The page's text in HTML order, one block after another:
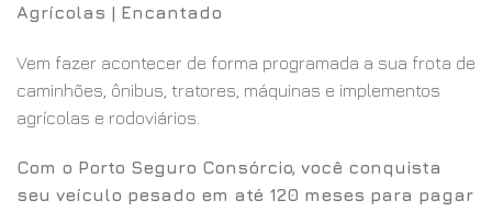
Agrícolas | Encantado
Vem fazer acontecer de forma programada a sua frota de
caminhões, ônibus, tratores, máquinas e implementos
agrícolas e rodoviários.
Com o Porto Seguro Consórcio, você conquista
seu veículo pesado em até 120 meses para pagar